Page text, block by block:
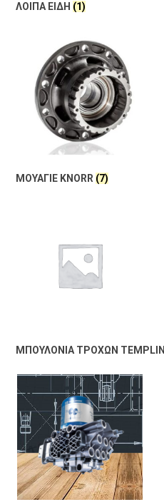
ΛΟΙΠΑ ΕΙΔΗ (1)
ΜΟΥΑΓΙΕ KNORR (7)
ΜΠΟΥΛΟΝΙΑ ΤΡΟΧΩΝ TEMPLIN